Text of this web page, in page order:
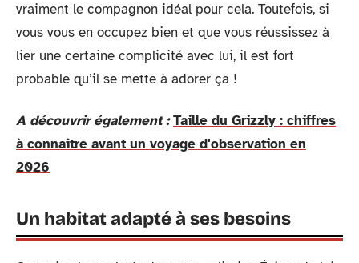
vraiment le compagnon idéal pour cela. Toutefois, si
vous vous en occupez bien et que vous réussissez à
lier une certaine complicité avec lui, il est fort
probable qu’il se mette à adorer ça !
A découvrir également : Taille du Grizzly : chiffres
à connaître avant un voyage d'observation en
2026
Un habitat adapté à ses besoins